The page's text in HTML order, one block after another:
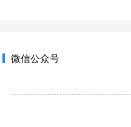
微信公众号